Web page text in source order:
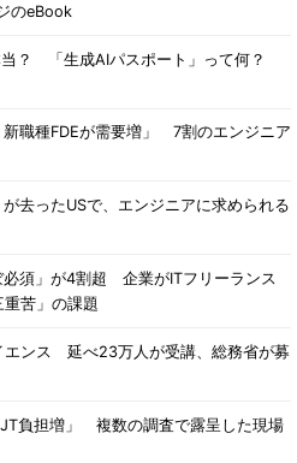
のeBook
当？ 「生成AIパスポート」って何？
新職種FDEが需要増」 7割のエンジニア
が去ったUSで、エンジニアに求められる
必須」が4割超 企業がITフリーランス
苦」の課題
エンス 延べ23万人が受講、総務省が募
負担増」 複数の調査で露呈した現場